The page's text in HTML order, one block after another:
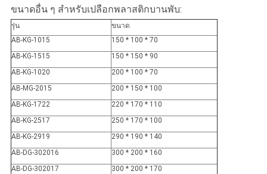
ขนาดอื่น ๆ สำหรับเปลือกพลาสติกบานพับ:
รุ่น
ขนาด
AB-KG-1015
150 * 100 * 70
AB-KG-1515
150 * 150 * 90
AB-KG-1020
200 * 100 * 70
AB-MG-2015
200 * 150 * 100
AB-KG-1722
220 * 170 * 110
AB-KG-2517
250 * 170 * 100
AB-KG-2919
290 * 190 * 140
AB-DG-302016
300 * 200 * 160
AB-DG-302017
300 * 200 * 170